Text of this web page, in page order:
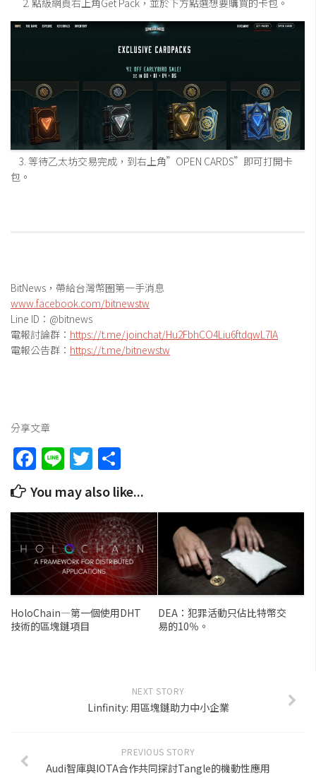
3. 等待乙太坊交易完成，到右上角”OPEN CARDS”即可打開卡
包。
BitNews，帶給台灣幣圈第一手消息
www.facebook.com/bitnewstw
Line ID：@bitnews
電報討論群： https://t.me/joinchat/Hu2FbhCO4Liu6ftdqwL7IA
電報公告群： https://t.me/bitnewstw
分享文章
Facebook
LineTwitter
You may also like...
HoloChain—第一個使用DHT
技術的區塊鏈項目
DEA：犯罪活動只佔比特幣交
易的10％。
NEXT STORY
Linfinity: 用區塊鏈助力中小企業
PREVIOUS STORY
Audi智庫與IOTA合作共同探討Tangle的機動性應用